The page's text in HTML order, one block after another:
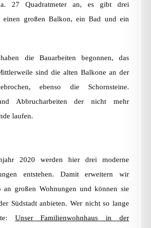
27 Quadratmeter an, es gibt drei
einen großen Balkon, ein Bad und ein
die Bauarbeiten begonnen, das
sind die alten Balkone an der
ebenso die Schornsteine.
Abbrucharbeiten der nicht mehr
laufen.
2020 werden hier drei moderne
entstehen. Damit erweitern wir
an großen Wohnungen und können sie
Südstadt anbieten. Wer nicht so lange
Unser Familienwohnhaus in der